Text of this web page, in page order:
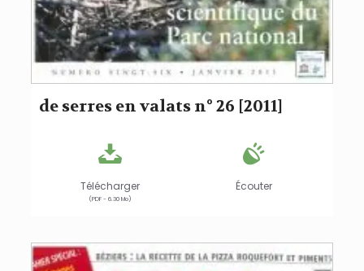
de serres en valats n° 26 [2011]
Télécharger
(PDF - 6.30 Mo)
Écouter